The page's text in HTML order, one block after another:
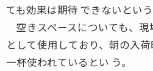
ても効果は期待 できないという
空きスペースについても、
として使用しており、朝の入
一杯使われているとい う。